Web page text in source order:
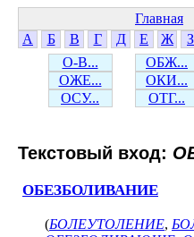
Главная
А
Б В Г Д Е Ж З
О-В...
ОБЖ...
ОЖЕ...
ОКИ...
ОСУ...
ОТГ...
Текстовый вход:
ОБЕЗБОЛИВАНИЕ
(БОЛЕУТОЛЕНИЕ,